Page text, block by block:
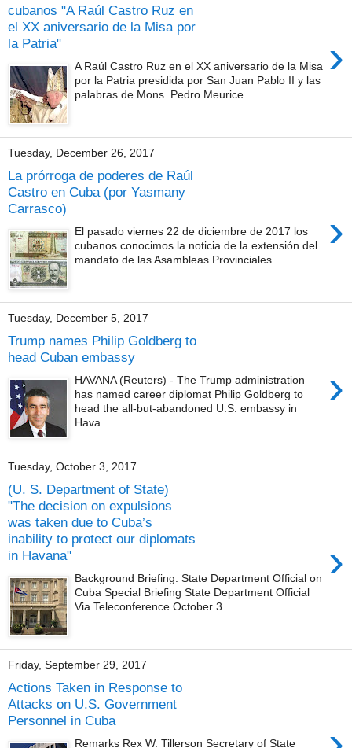
cubanos "A Raúl Castro Ruz en
el XX aniversario de la Misa por
la Patria"
›
A Raúl Castro Ruz en el XX aniversario de la Misa
por la Patria presidida por San Juan Pablo II y las
palabras de Mons. Pedro Meurice...
Tuesday, December 26, 2017
La prórroga de poderes de Raúl
Castro en Cuba (por Yasmany
Carrasco)
›
El pasado viernes 22 de diciembre de 2017 los
cubanos conocimos la noticia de la extensión del
mandato de las Asambleas Provinciales ...
Tuesday, December 5, 2017
Trump names Philip Goldberg to
head Cuban embassy
›
HAVANA (Reuters) - The Trump administration
has named career diplomat Philip Goldberg to
head the all-but-abandoned U.S. embassy in
Hava...
Tuesday, October 3, 2017
(U. S. Department of State)
"The decision on expulsions
was taken due to Cuba’s
inability to protect our diplomats
in Havana"
›
Background Briefing: State Department Official on
Cuba Special Briefing State Department Official
Via Teleconference October 3...
Friday, September 29, 2017
Actions Taken in Response to
Attacks on U.S. Government
Personnel in Cuba
Remarks Rex W. Tillerson Secretary of State